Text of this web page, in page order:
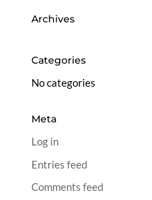
Archives
Categories
No categories
Meta
Log in
Entries feed
Comments feed